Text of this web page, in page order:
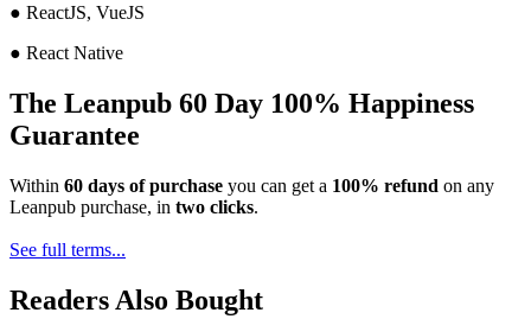
● ReactJS, VueJS
● React Native
The Leanpub 60 Day 100% Happiness
Guarantee
Within 60 days of purchase you can get a 100% refund on any
Leanpub purchase, in two clicks.
See full terms...
Readers Also Bought